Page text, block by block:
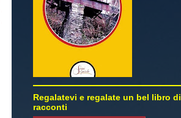
Regalatevi e regalate un bel libro di
racconti